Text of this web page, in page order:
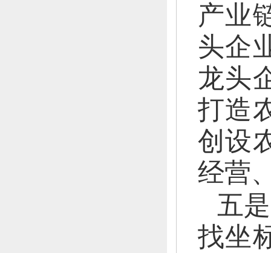
产业
头企
龙头
打造
创设
经营
五
找坐